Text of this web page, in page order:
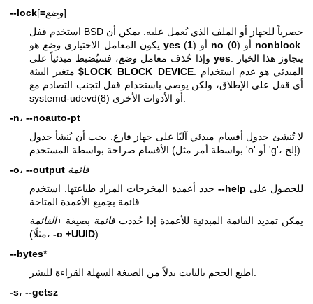
--lock[=وضع]
استخدم قفل BSD حصرياً للجهاز أو الملف الذي يُعمل عليه. يمكن أن
يكون المعامل الاختياري وضع yes(1 no (0 nonblock.
وإذا حُذف معامل وضع yes. يتجاوز هذا الخيار
متغير البيئة$LOCK_BLOCK_DEVICE. المبدئي هو عدم استخدام
أي قفل على الإطلاق، ولكن يوصى باستخدام قفل لتجنب التصادم مع
systemd-udevd(8)
أو الأدوات الأخرى.
-n، --noauto-pt
لا تُنشئ جدول أقسام مبدئي آليًا على جهاز فارغ. يجب أن يُنشأ جدول
الأقسام صراحة بواسطة المستخدم (بواسطة أمر مثل 'o' أو 'g'، إلخ).
-o، --output قائمة
--help
يمكن تمديد القائمة المبدئية للأعمدة إذا حُددت قائمة بصيغة +القائمة
(مثلًا، -o +UUID).
--bytes*
-s، --getsz